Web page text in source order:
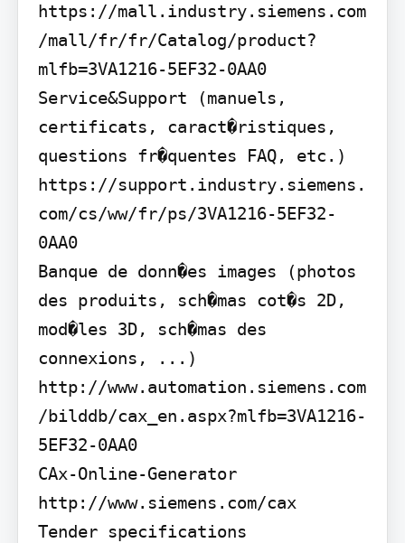
https://mall.industry.siemens.com
/mall/fr/fr/Catalog/product?
mlfb=3VA1216-5EF32-0AA0
Service&Support (manuels,
certificats, caract�ristiques,
questions fr�quentes FAQ, etc.)
https://support.industry.siemens.
com/cs/ww/fr/ps/3VA1216-5EF32-
0AA0
Banque de donn�es images (photos
des produits, sch�mas cot�s 2D,
mod�les 3D, sch�mas des
connexions, ...)
http://www.automation.siemens.com
/bilddb/cax_en.aspx?mlfb=3VA1216-
5EF32-0AA0
CAx-Online-Generator
http://www.siemens.com/cax
Tender specifications